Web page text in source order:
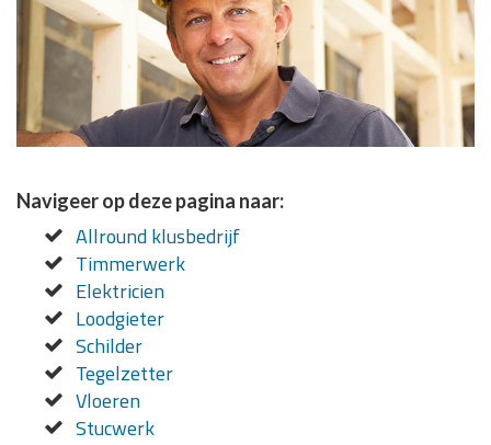
Navigeer op deze pagina naar:
Allround klusbedrijf
Timmerwerk
Elektricien
Loodgieter
Schilder
Tegelzetter
Vloeren
Stucwerk